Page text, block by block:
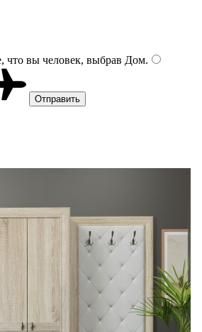
что вы человек, выбрав Дом.